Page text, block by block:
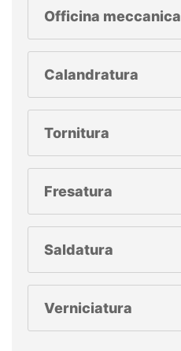
Officina meccanica
Calandratura
Tornitura
Fresatura
Saldatura
Verniciatura